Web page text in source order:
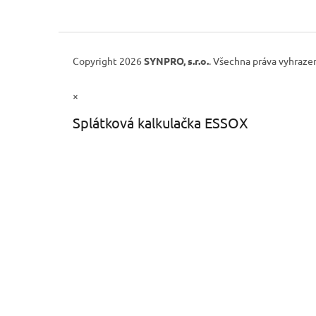
Copyright 2026 SYNPRO, s.r.o.. Všechna práva
×
Splátková kalkulačka ESSOX